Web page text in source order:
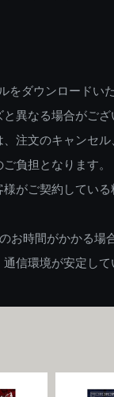
をダウンロードい
異なる場合がござ
注文のキャンセル
負担となります。
がご契約してい
お時間がかかる場
信環境が安定して